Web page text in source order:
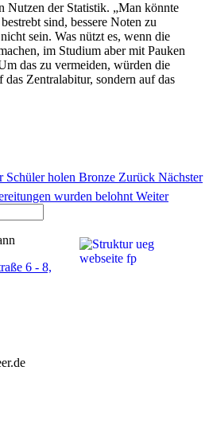
Nutzen der Statistik. „Man könnte
sind, bessere Noten zu
sein. Was nützt es, wenn die
im Studium aber mit Pauken
das zu vermeiden, würden die
Zentralabitur, sondern auf das
holen Bronze Zurück Nächster
wurden belohntWeiter
6 - 8,